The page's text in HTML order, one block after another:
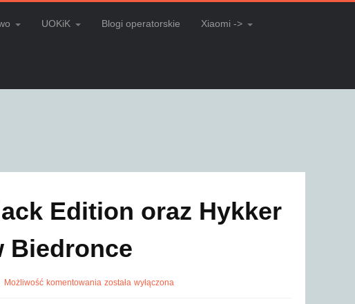
UOKiK Blogi operatorskie Xiaomi ->
Edition oraz Hykker
Biedronce
Możliwość komentowaniazostała wyłączona